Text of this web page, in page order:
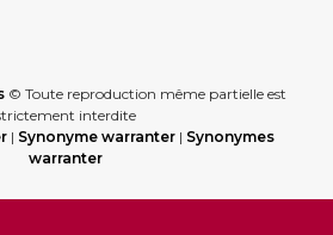
© Toute reproduction même partielle est
interdite
| Synonyme warranter | Synonymes
warranter